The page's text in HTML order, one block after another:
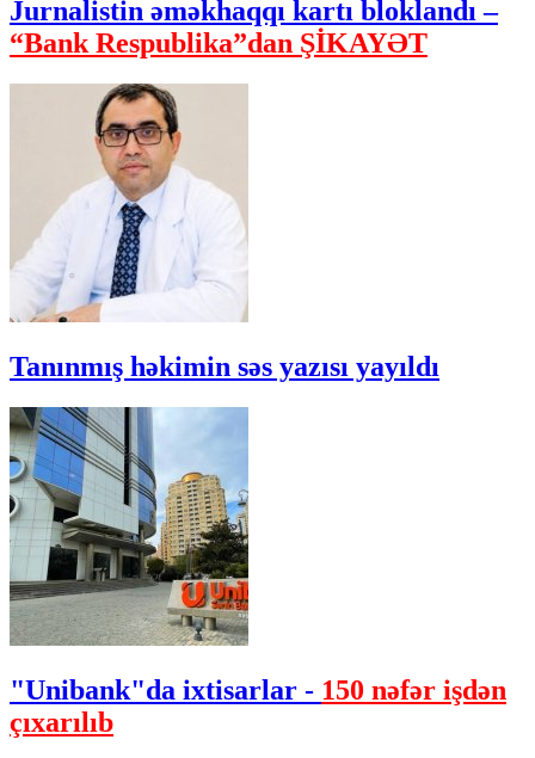
Jurnalistin əməkhaqqı kartı bloklandı –
“Bank Respublika”dan ŞİKAYƏT
Tanınmış həkimin səs yazısı yayıldı
"Unibank"da ixtisarlar - 150 nəfər işdən
çıxarılıb